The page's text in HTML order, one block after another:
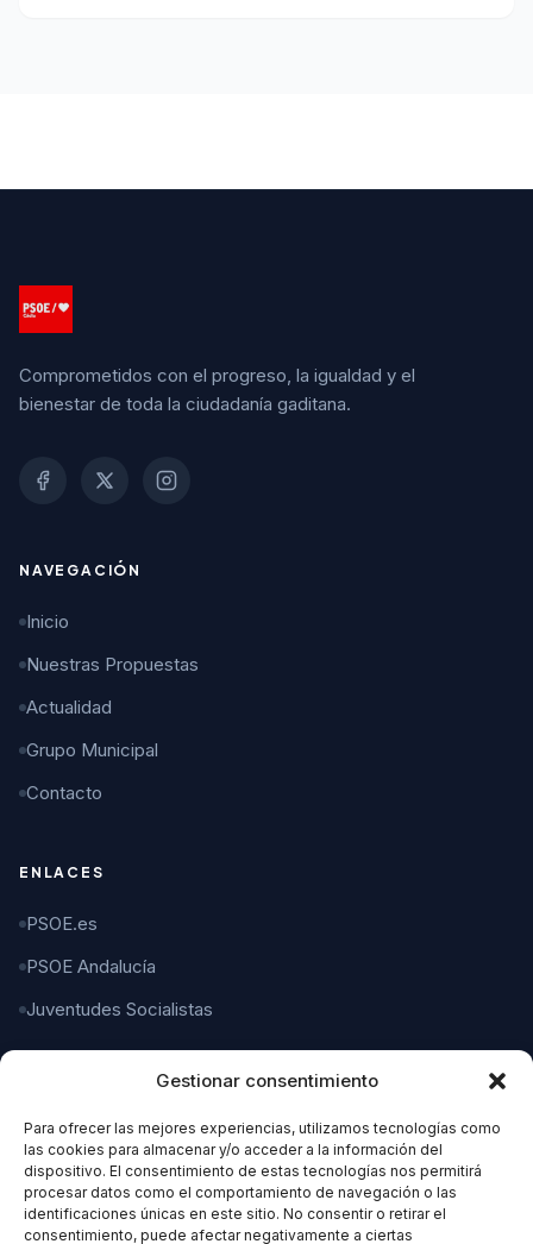
Gestionar consentimiento
Para ofrecer las mejores experiencias, utilizamos tecnologías como
las cookies para almacenar y/o acceder a la información del
dispositivo. El consentimiento de estas tecnologías nos permitirá
procesar datos como el comportamiento de navegación o las
identificaciones únicas en este sitio. No consentir o retirar el
consentimiento, puede afectar negativamente a ciertas
Comprometidos con el progreso, la igualdad y el
bienestar de toda la ciudadanía gaditana.
NAVEGACIÓN
Inicio
Nuestras Propuestas
Actualidad
Grupo Municipal
Contacto
ENLACES
PSOE.es
PSOE Andalucía
Juventudes Socialistas
C/ Gaspar del Pino, 4
11004 Cádiz
956 21 21 21